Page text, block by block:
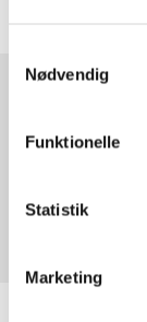
Nødvendig
Funktionelle
Statistik
Marketing
Artikler